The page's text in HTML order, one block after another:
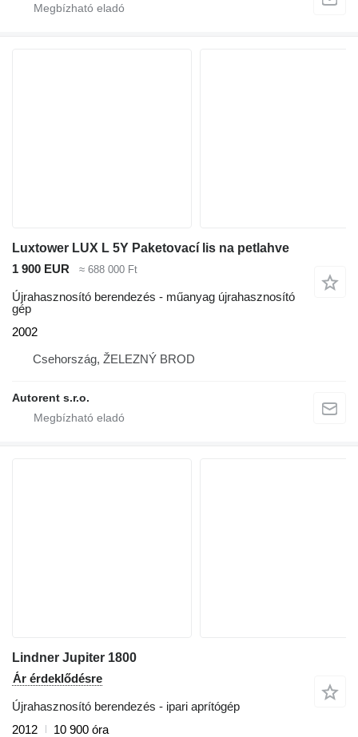
Luxtower LUX L 5Y Paketovací lis na petlahve
1 900 EUR
≈ 688 000 Ft
Újrahasznosító berendezés - műanyag újrahasznosító
gép
2002
Csehország, ŽELEZNÝ BROD
Autorent s.r.o.
Lindner Jupiter 1800
Ár érdeklődésre
Újrahasznosító berendezés - ipari aprítógép
2012
10 900 óra